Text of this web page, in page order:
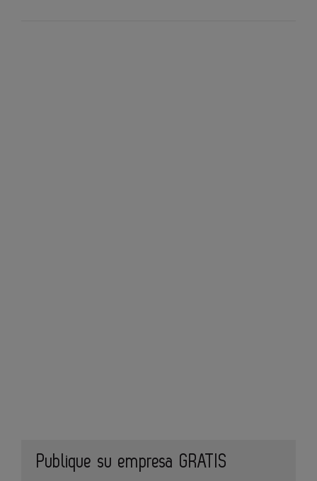
Publique su empresa GRATIS